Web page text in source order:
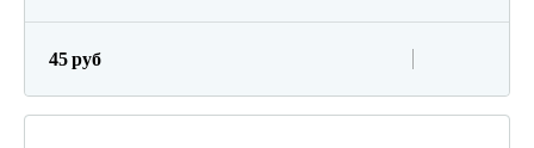
45 руб